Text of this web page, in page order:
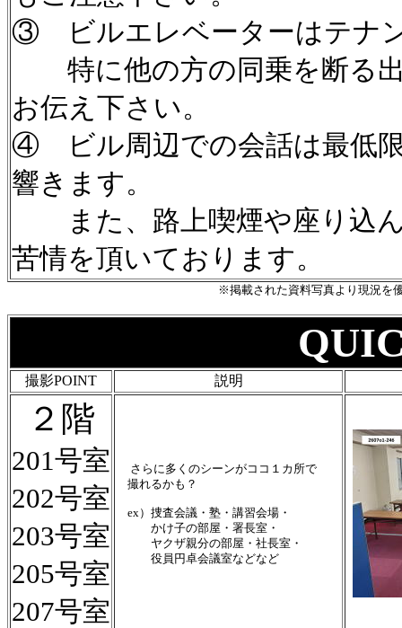
③ ビルエレベーターはテナ
特に他の方の同乗を断る出
お伝え下さい。
④ ビル周辺での会話は最低
響きます。
また、路上喫煙や座り込ん
苦情を頂いております。
※掲載された資料写真より現況を
撮影POINT 説明
２階
201号室
202号室
203号室
205号室
207号室
さらに多くのシーンがココ１カ所で
撮れるかも？
ex）捜査会議・塾・講習会場・
かけ子の部屋・署長室・
ヤクザ親分の部屋・社長室・
役員円卓会議室などなど